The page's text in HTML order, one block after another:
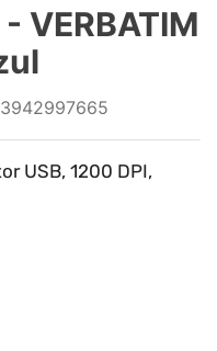
VERBATIM
USB, 1200 DPI,